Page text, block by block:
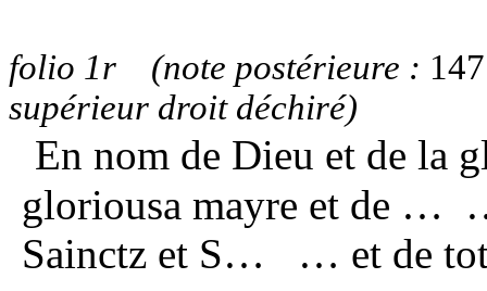
folio 1r (note postérieure :
supérieur droit déchiré)
En nom de Dieu et de la
gloriousa mayre et de …
Sainctz et S… … et de